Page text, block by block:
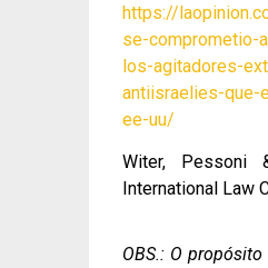
https://
se-comprometio-
los-agitadores-
antiisraelies-que-
ee-uu/
Witer, Pessoni
International Law
OBS.: O